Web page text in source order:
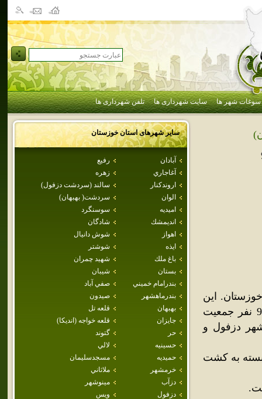
سوغات شهر ها سایت شهرداری ها تلفن شهرداری ها
سایر شهرهای استانخوزستان
آبادان
رفيع
آغاجاري
زهره
اروندكنار
سالند (سردشت دزفول)
الوان
سردشت( بهبهان)
اميديه
سوسنگرد
انديمشك
شادگان
اهواز
شوش دانيال
ايذه
شوشتر
باغ ملك
شهيد چمران
بستان
شيبان
بندرامام خميني
صفي آباد
بندرماهشهر
صيدون
بهبهان
قلعه تل
جايزان
قلعه خواجه (انديكا)
حر
گتوند
حسينيه
لالي
حميديه
مسجدسليمان
خرمشهر
ملاثاني
دزآب
مينوشهر
دزفول
ويس
اين
شهر در شهرستان دزفول قرار گرفته و در سال 1385، تعداد 9,217 نفر جمعيت
دزفول و
به کشت